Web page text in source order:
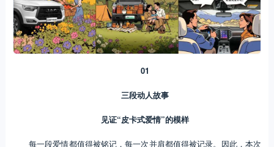
01
三段动人故事
见证“皮卡式爱情”的模样
每一段爱情都值得被铭记，每一次并肩都值得被记录。因此，本次